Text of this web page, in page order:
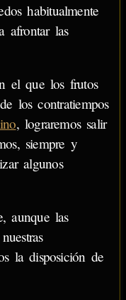
habitualmente
afrontar las
el que los frutos
los contratiempos
, lograremos salir
siempre y
algunos
aunque las
la disposición de